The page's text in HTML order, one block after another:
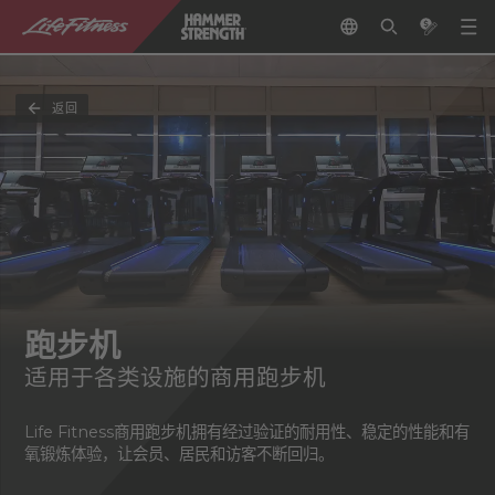
返回
跑步机
适用于各类设施的商用跑步机
Life Fitness商用跑步机拥有经过验证的耐用性、稳定的性能和有
氧锻炼体验，让会员、居民和访客不断回归。